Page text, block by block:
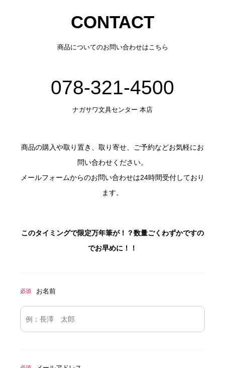
CONTACT
商品についてのお問い合わせはこちら
078-321-4500
ナガサワ文具センター 本店
商品の購入や取り置き、取り寄せ、ご予約などお気軽にお
問い合わせください。
メールフォームからのお問い合わせは24時間受付しており
ます。
このタイミングで限定万年筆が！？数量ごくわずかですの
でお早めに！！
必須 お名前